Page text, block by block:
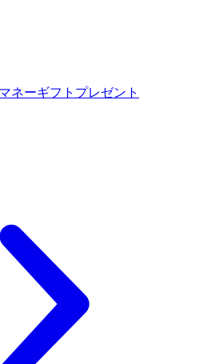
ネーギフトプレゼント